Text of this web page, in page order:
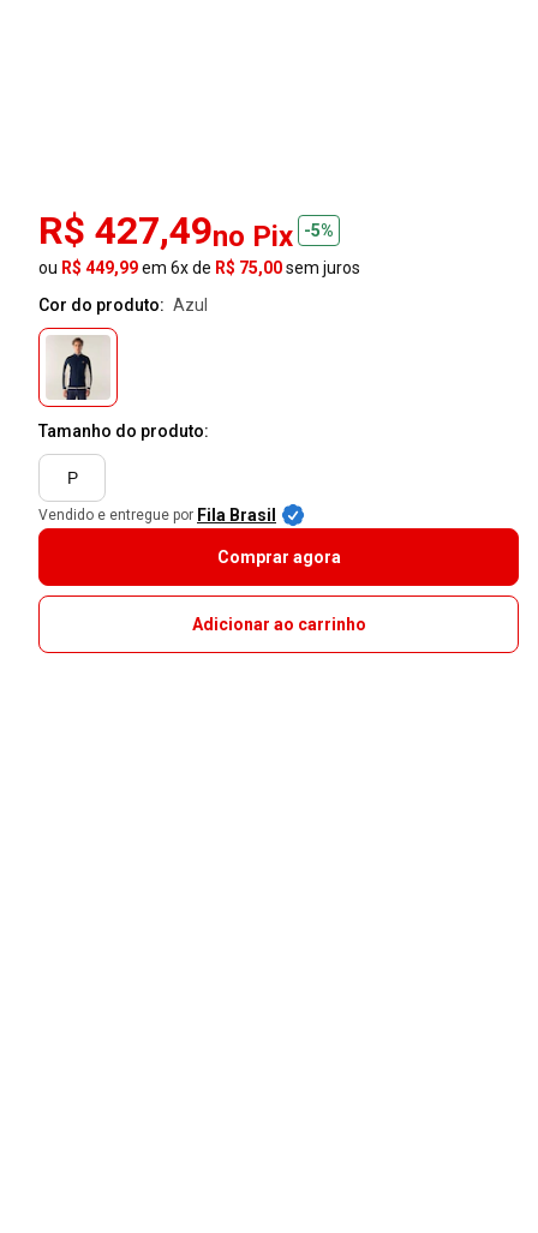
R$ 427,49no Pix
-5%
ou R$ 449,99em 6x de R$ 75,00sem juros
Cor do produto:
azul
Tamanho do produto:
P
Vendido e entregue por Fila Brasil
Comprar agora
Adicionar ao carrinho